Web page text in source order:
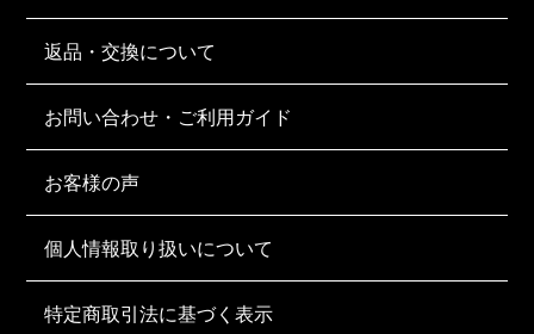
返品・交換について
お問い合わせ・ご利用ガイド
お客様の声
個人情報取り扱いについて
特定商取引法に基づく表示